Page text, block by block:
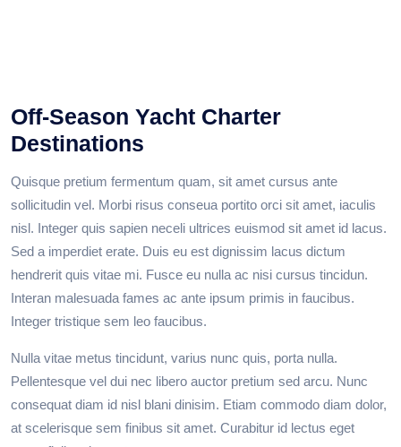
Off-Season Yacht Charter
Destinations
Quisque pretium fermentum quam, sit amet cursus ante
sollicitudin vel. Morbi risus conseua portito orci sit amet, iaculis
nisl. Integer quis sapien neceli ultrices euismod sit amet id lacus.
Sed a imperdiet erate. Duis eu est dignissim lacus dictum
hendrerit quis vitae mi. Fusce eu nulla ac nisi cursus tincidun.
Interan malesuada fames ac ante ipsum primis in faucibus.
Integer tristique sem leo faucibus.
Nulla vitae metus tincidunt, varius nunc quis, porta nulla.
Pellentesque vel dui nec libero auctor pretium sed arcu. Nunc
consequat diam id nisl blani dinisim. Etiam commodo diam dolor,
at scelerisque sem finibus sit amet. Curabitur id lectus eget